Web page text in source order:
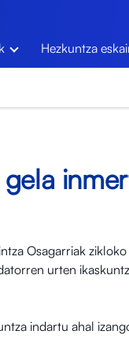
Hezkuntza
Osagarriak
urten
indartu ahal